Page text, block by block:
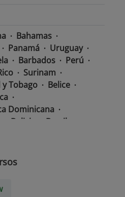
Bahamas
Panamá
Uruguay
Barbados
Perú
Surinam
Tobago
Belice
Dominicana
Bolivia
Brasil